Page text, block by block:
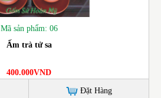
Mã sản phẩm: 06
Ấm trà tử sa
400.000VND
Đặt Hàng